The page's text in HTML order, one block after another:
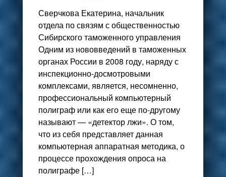
Сверчкова Екатерина, начальник
отдела по связям с общественностью
Сибирского таможенного управления
Одним из нововведений в таможенных
органах России в 2008 году, наряду с
инспекционно-досмотровыми
комплексами, является, несомненно,
профессиональный компьютерный
полиграф или как его еще по-другому
называют — «детектор лжи». О том,
что из себя представляет данная
компьютерная аппаратная методика, о
процессе прохождения опроса на
полиграфе […]